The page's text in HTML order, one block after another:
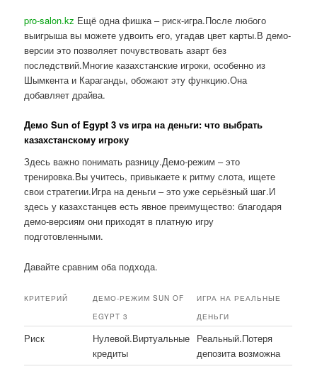
pro-salon.kz Ещё одна фишка – риск-игра.После любого
выигрыша вы можете удвоить его, угадав цвет карты.В демо-
версии это позволяет почувствовать азарт без
последствий.Многие казахстанские игроки, особенно из
Шымкента и Караганды, обожают эту функцию.Она
добавляет драйва.
Демо Sun of Egypt 3 vs игра на деньги: что выбрать
казахстанскому игроку
Здесь важно понимать разницу.Демо-режим – это
тренировка.Вы учитесь, привыкаете к ритму слота, ищете
свои стратегии.Игра на деньги – это уже серьёзный шаг.И
здесь у казахстанцев есть явное преимущество: благодаря
демо-версиям они приходят в платную игру
подготовленными.
Давайте сравним оба подхода.
КРИТЕРИЙ
ДЕМО-РЕЖИМ SUN OF
EGYPT 3
ИГРА НА РЕАЛЬНЫЕ
ДЕНЬГИ
Риск
Нулевой.Виртуальные
кредиты
Реальный.Потеря
депозита возможна